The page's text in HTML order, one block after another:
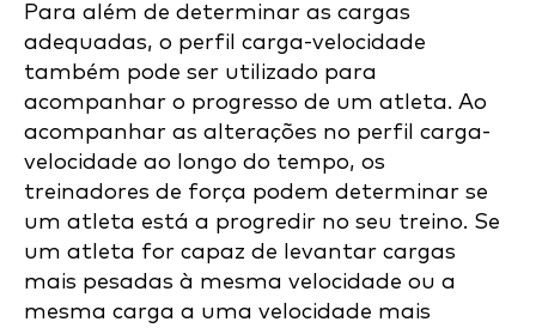
Para além de determinar as cargas
adequadas, o perfil carga-velocidade
também pode ser utilizado para
acompanhar o progresso de um atleta. Ao
acompanhar as alterações no perfil carga-
velocidade ao longo do tempo, os
treinadores de força podem determinar se
um atleta está a progredir no seu treino. Se
um atleta for capaz de levantar cargas
mais pesadas à mesma velocidade ou a
mesma carga a uma velocidade mais